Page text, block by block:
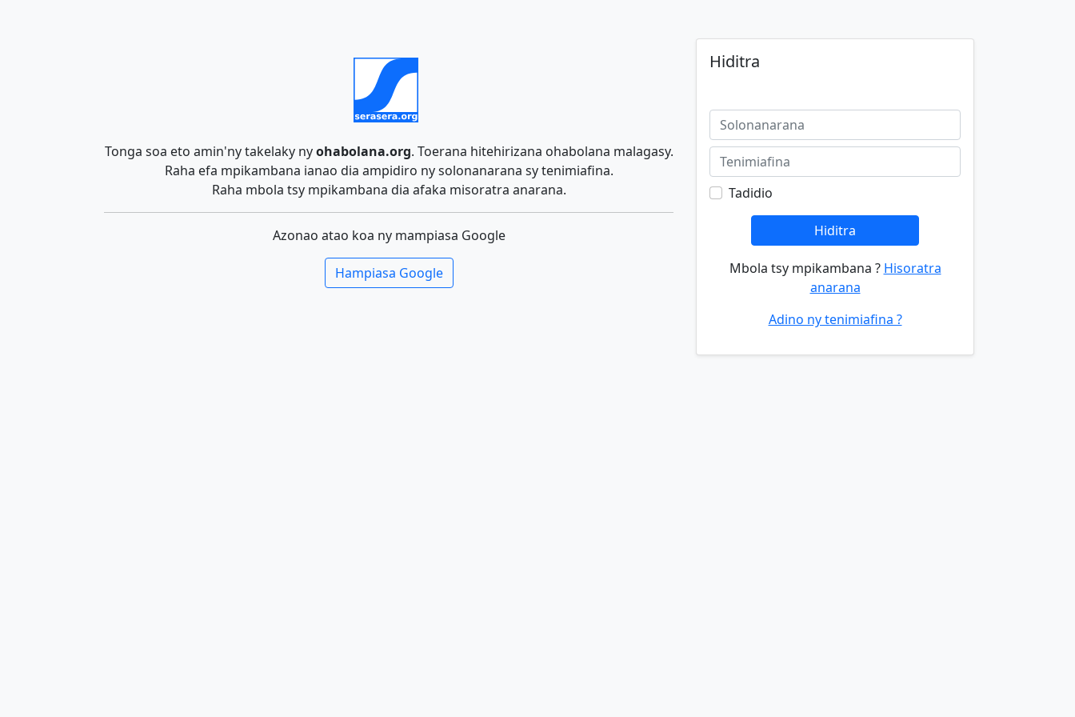
Tonga soa eto amin'ny takelaky nyohabolana.org. Toerana hitehirizana ohabolana malagasy.
Raha efa mpikambana ianao dia ampidiro ny solonanarana sy tenimiafina.
Raha mbola tsy mpikambana dia afaka misoratra anarana.
Azonao atao koa ny mampiasa Google
Hampiasa Google
Hiditra
Tadidio
Hiditra
Mbola tsy mpikambana ? Hisoratra
anarana
Adino ny tenimiafina ?